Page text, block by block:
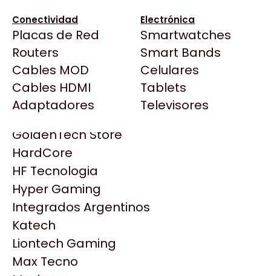
Conectividad
Placas de Red
Routers
Cables MOD
Cables HDMI
Adaptadores
Electrónica
Smartwatches
Smart Bands
Celulares
Tablets
Televisores
Deepcool
Dell
EVGA
Gamemax
Genesis
Genius
HP
HyperX
INNO3D
Intel
Kingston
Lenovo
Logitech
MSI
Click Gaming
Compufan Store
Dinobyte
Full H4rd
Gaming City
Gezatek
GoldenTech Store
HardCore
HF Tecnologia
Hyper Gaming
Integrados Argentinos
Katech
Liontech Gaming
Max Tecno